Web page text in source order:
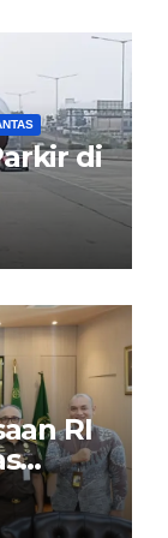
di
RI